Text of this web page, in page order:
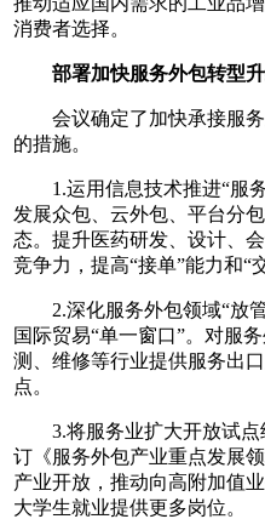
消费者选择。
部署加快服务外包转型升
会议确定了加快承接服务
的措施。
1.运用信息技术推进“服务
发展众包、云外包、平台分
态。提升医药研发、设计、
竞争力，提高“接单”能力和“
2.深化服务外包领域“放管
国际贸易“单一窗口”。对服
测、维修等行业提供服务出
点。
3.将服务业扩大开放试点
订《服务外包产业重点发展
产业开放，推动向高附加值
大学生就业提供更多岗位。